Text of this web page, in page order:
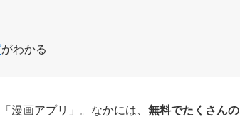
がわかる
漫画アプリ」。なかには、 無料でたくさんの